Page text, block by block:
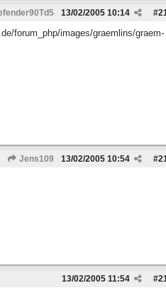
#
13/02/2005 10:14
forum_php/images/graemlins/graem-
Jens109 #
13/02/2005 10:54
#
13/02/2005 11:54